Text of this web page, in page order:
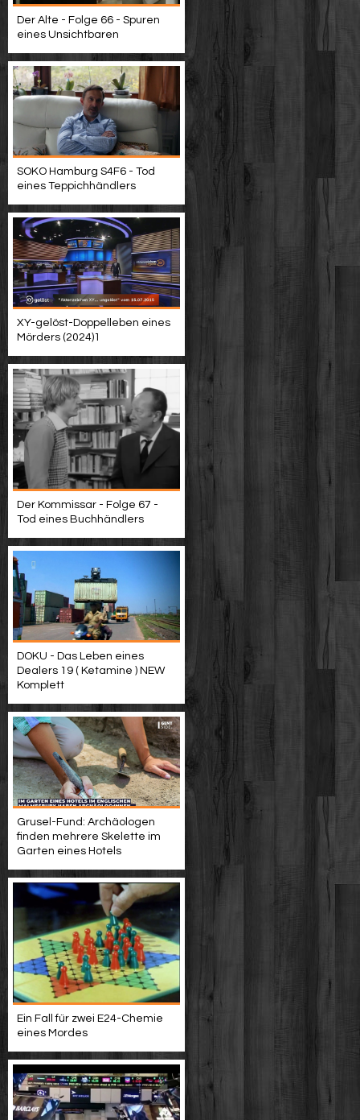
Der Alte - Folge 66 - Spuren
eines Unsichtbaren
SOKO Hamburg S4F6 - Tod
eines Teppichhändlers
XY-gelöst-Doppelleben eines
Mörders (2024)1
Der Kommissar - Folge 67 -
Tod eines Buchhändlers
DOKU - Das Leben eines
Dealers 19 ( Ketamine ) NEW
Komplett
Grusel-Fund: Archäologen
finden mehrere Skelette im
Garten eines Hotels
Ein Fall für zwei E24-Chemie
eines Mordes